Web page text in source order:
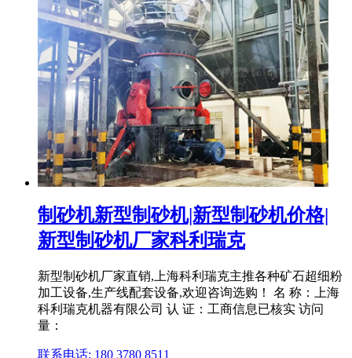
制砂机新型制砂机|新型制砂机价格|
新型制砂机厂家科利瑞克
新型制砂机厂家直销,上海科利瑞克主推各种矿石超细粉
加工设备,生产线配套设备,欢迎咨询选购！ 名 称：上海
科利瑞克机器有限公司 认 证：工商信息已核实 访问
量：
联系电话: 180 3780 8511